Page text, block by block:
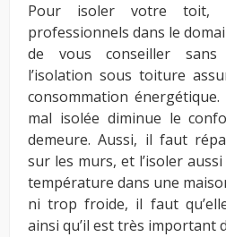
Pour isoler votre toit,
professionnels dans le
de vous conseiller
l’isolation sous toiture
consommation
mal isolée diminue le
demeure. Aussi, il faut
sur les murs, et l’isoler
température dans une
ni trop froide, il faut
ainsi qu’il est très important